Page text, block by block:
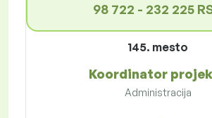
98 722 - 232 225
145. mesto
Koordinator
Administracija